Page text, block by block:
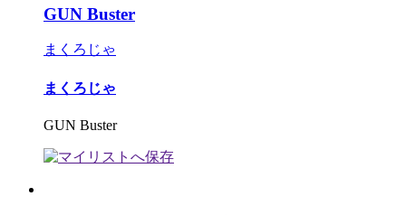
GUN Buster
まくろじゃ
まくろじゃ
GUN Buster